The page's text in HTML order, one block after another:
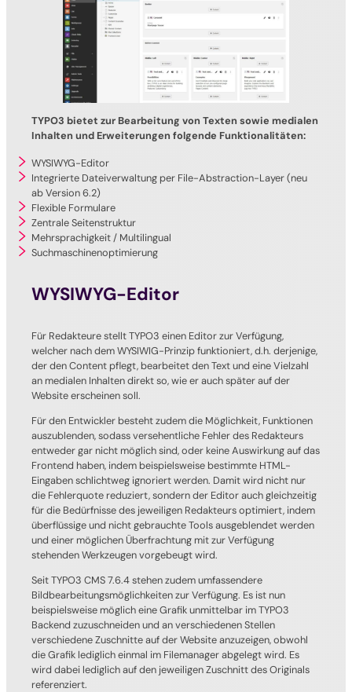
TYPO3 bietet zur Bearbeitung von Texten sowie medialen
Inhalten und Erweiterungen folgende Funktionalitäten:
WYSIWYG-Editor
Integrierte Dateiverwaltung per File-Abstraction-Layer (neu
ab Version 6.2)
Flexible Formulare
Zentrale Seitenstruktur
Mehrsprachigkeit / Multilingual
Suchmaschinenoptimierung
WYSIWYG-Editor
Für Redakteure stellt TYPO3 einen Editor zur Verfügung,
welcher nach dem WYSIWIG-Prinzip funktioniert, d.h. derjenige,
der den Content pflegt, bearbeitet den Text und eine Vielzahl
an medialen Inhalten direkt so, wie er auch später auf der
Website erscheinen soll.
Für den Entwickler besteht zudem die Möglichkeit, Funktionen
auszublenden, sodass versehentliche Fehler des Redakteurs
entweder gar nicht möglich sind, oder keine Auswirkung auf das
Frontend haben, indem beispielsweise bestimmte HTML-
Eingaben schlichtweg ignoriert werden. Damit wird nicht nur
die Fehlerquote reduziert, sondern der Editor auch gleichzeitig
für die Bedürfnisse des jeweiligen Redakteurs optimiert, indem
überflüssige und nicht gebrauchte Tools ausgeblendet werden
und einer möglichen Überfrachtung mit zur Verfügung
stehenden Werkzeugen vorgebeugt wird.
Seit TYPO3 CMS 7.6.4 stehen zudem umfassendere
Bildbearbeitungsmöglichkeiten zur Verfügung. Es ist nun
beispielsweise möglich eine Grafik unmittelbar im TYPO3
Backend zuzuschneiden und an verschiedenen Stellen
verschiedene Zuschnitte auf der Website anzuzeigen, obwohl
die Grafik lediglich einmal im Filemanager abgelegt wird. Es
wird dabei lediglich auf den jeweiligen Zuschnitt des Originals
referenziert.